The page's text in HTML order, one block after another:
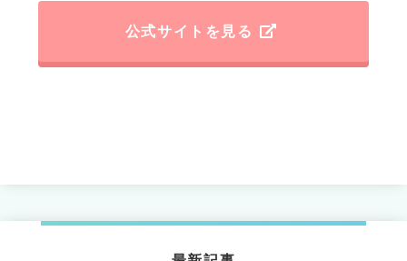
公式サイトを見る